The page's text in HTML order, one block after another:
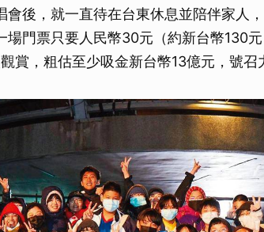
會後，就一直待在台東休息並陪伴家人
場門票只要人民幣30元（約新台幣130
賞，粗估至少吸金新台幣13億元，號召